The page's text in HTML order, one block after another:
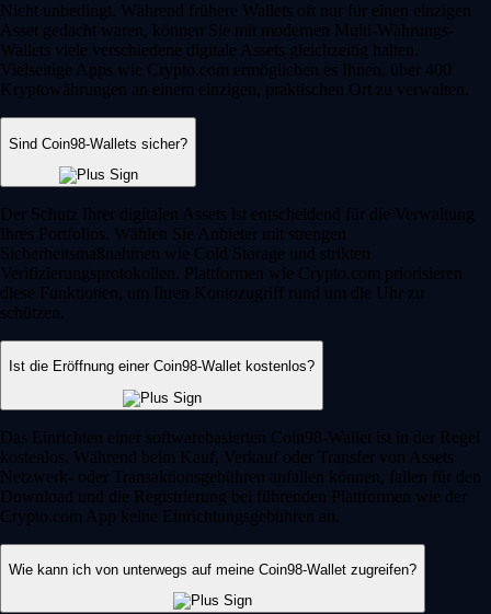
Nicht unbedingt. Während frühere Wallets oft nur für einen einzigen
Asset gedacht waren, können Sie mit modernen Multi-Währungs-
Wallets viele verschiedene digitale Assets gleichzeitig halten.
Vielseitige Apps wie Crypto.com ermöglichen es Ihnen, über 400
Kryptowährungen an einem einzigen, praktischen Ort zu verwalten.
Sind Coin98-Wallets sicher?
Der Schutz Ihrer digitalen Assets ist entscheidend für die Verwaltung
Ihres Portfolios. Wählen Sie Anbieter mit strengen
Sicherheitsmaßnahmen wie Cold Storage und strikten
Verifizierungsprotokollen. Plattformen wie Crypto.com priorisieren
diese Funktionen, um Ihren Kontozugriff rund um die Uhr zu
schützen.
Ist die Eröffnung einer Coin98-Wallet kostenlos?
Das Einrichten einer softwarebasierten Coin98-Wallet ist in der Regel
kostenlos. Während beim Kauf, Verkauf oder Transfer von Assets
Netzwerk- oder Transaktionsgebühren anfallen können, fallen für den
Download und die Registrierung bei führenden Plattformen wie der
Crypto.com App keine Einrichtungsgebühren an.
Wie kann ich von unterwegs auf meine Coin98-Wallet zugreifen?